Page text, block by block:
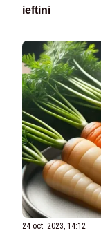
ieftini
24 oct. 2023, 14:12